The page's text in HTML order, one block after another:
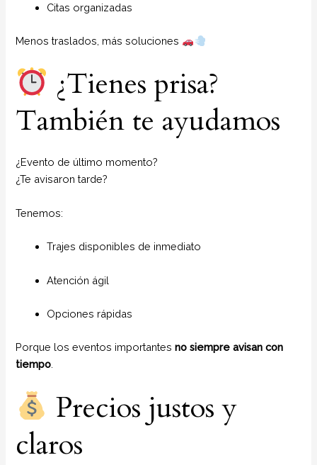
Citas organizadas
Menos traslados, más soluciones
¿Tienes prisa?
También te ayudamos
¿Evento de último momento?
¿Te avisaron tarde?
Tenemos:
Trajes disponibles de inmediato
Atención ágil
Opciones rápidas
Porque los eventos importantesno siempre avisan con
tiempo
Precios justos y
claros